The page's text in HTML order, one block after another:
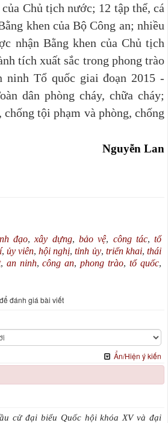
Chủ tịch nước; 12 tập thể, cá
khen của Bộ Công an; nhiều
nhận Bằng khen của Chủ tịch
tích xuất sắc trong phong trào
ninh Tổ quốc giai đoạn 2015 -
dân phòng cháy, chữa cháy;
tội phạm và phòng, chống
Nguyễn Lan
đạo,xây dựng, bảo vệ, công tác,tổ
, ủy viên,hội nghị,tỉnh ủy, triển khai,thái
, an ninh,công an,phong trào,tổ quốc,
đánh giá bài viết
Ẩn/Hiện ý kiến
cử đại biểu Quốc hội khóa XV và đại